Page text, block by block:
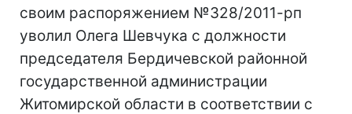
своим распоряжением №328/2011-рп
уволил Олега Шевчука с должности
председателя Бердичевской районной
государственной администрации
Житомирской области в соответствии с